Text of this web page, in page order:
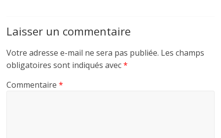
Laisser un commentaire
Votre adresse e-mail ne sera pas publiée. Les champs
obligatoires sont indiqués avec*
Commentaire*